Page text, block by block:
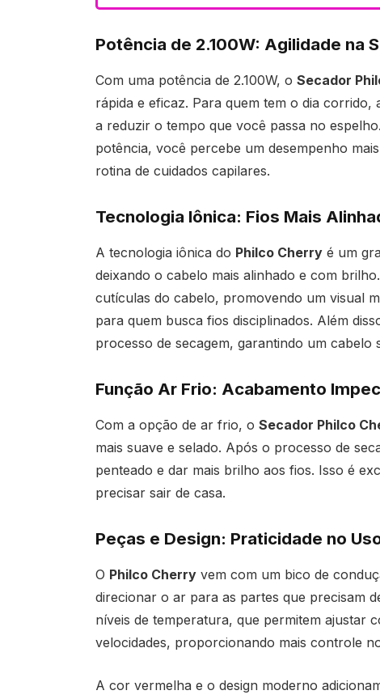
Potência de 2.100W: Agilidade na
Com uma potência de 2.100W, o Secador
rápida e eficaz. Para quem tem o dia
a reduzir o tempo que você passa no
potência, você percebe um desempenho
rotina de cuidados capilares.
Tecnologia Iônica: Fios Mais
A tecnologia iônica do Philco Cherryé um
deixando o cabelo mais alinhado e com
cutículas do cabelo, promovendo um visual
para quem busca fios disciplinados. Além
processo de secagem, garantindo um cabelo
Função Ar Frio: Acabamento
Com a opção de ar frio, o Secador Philco
mais suave e selado. Após o processo de
penteado e dar mais brilho aos fios. Isso é
precisar sair de casa.
Peças e Design: Praticidade no
O Philco Cherryvem com um bico de
direcionar o ar para as partes que precisam
níveis de temperatura, que permitem ajustar
velocidades, proporcionando mais controle
A cor vermelha e o design moderno